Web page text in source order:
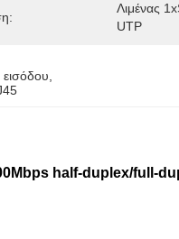
Λιμένας
UTP
half-duplex/full-